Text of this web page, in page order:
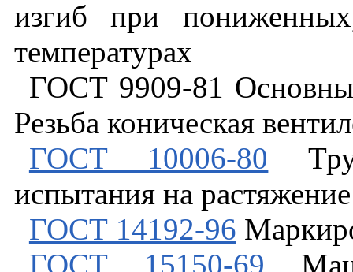
изгиб при
температурах
ГОСТ 9909-81
Резьба коническая
ГОСТ 10006-80
испытания на растяжение
ГОСТ 14192-96
ГОСТ 15150-69